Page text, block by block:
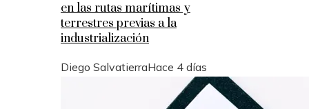
en las rutas marítimas y
terrestres previas a la
industrialización
Diego SalvatierraHace 4 días